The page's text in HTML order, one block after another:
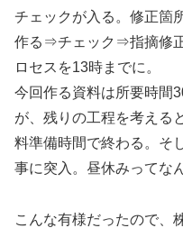
チェックが入る。修正箇
作る⇒チェック⇒指摘修
ロセスを13時までに。
今回作る資料は所要時間
が、残りの工程を考える
料準備時間で終わる。そ
事に突入。昼休みってな
こんな有様だったので、